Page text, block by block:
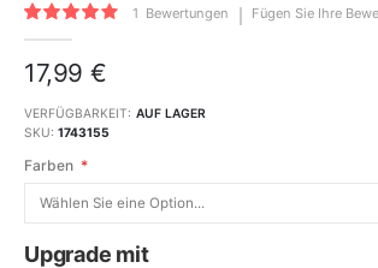
springen
Bewertung:
80
% of100
1 Bewertungen Fügen Sie Ihre
17,99 €
VERFÜGBARKEIT: AUF LAGER
SKU 1743155
Farben
Upgrade mit